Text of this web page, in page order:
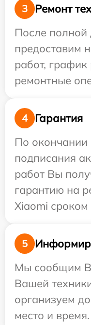
3
Ремонт
После полной
предоставим
работ,
ремонтные
4
Гарантия
По окончании
подписания
работ Вы
гарантию на
Xiaomi сроком
5
Мы сообщим
Вашей
организуем
место и время.